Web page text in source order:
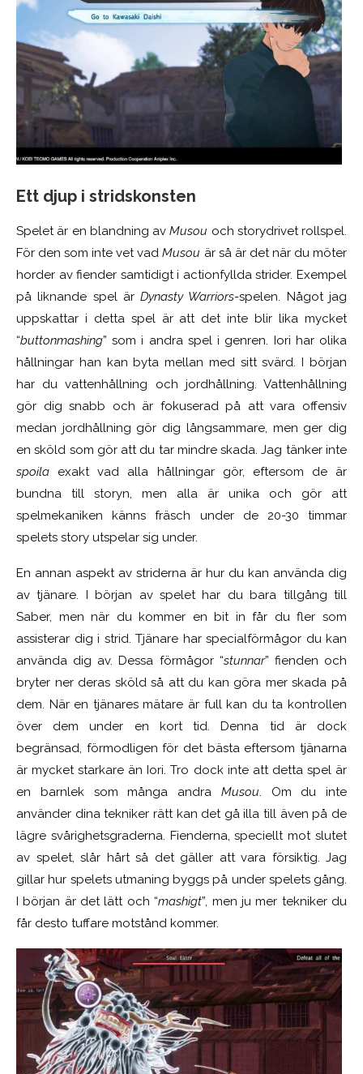
Ett djup i stridskonsten
Spelet är en blandning avMusou och storydrivet rollspel.
För den som inte vet vadMusou är så är det när du möter
horder av fiender samtidigt i actionfyllda strider. Exempel
på liknande spel ärDynasty Warriors-spelen. Något jag
uppskattar i detta spel är att det inte blir lika mycket
“buttonmashing” som i andra spel i genren. Iori har olika
hållningar han kan byta mellan med sitt svärd. I början
har du vattenhållning och jordhållning. Vattenhållning
gör dig snabb och är fokuserad på att vara offensiv
medan jordhållning gör dig långsammare, men ger dig
en sköld som gör att du tar mindre skada. Jag tänker inte
spoila exakt vad alla hållningar gör, eftersom de är
bundna till storyn, men alla är unika och gör att
spelmekaniken känns fräsch under de 20-30 timmar
spelets story utspelar sig under.
En annan aspekt av striderna är hur du kan använda dig
av tjänare. I början av spelet har du bara tillgång till
Saber, men när du kommer en bit in får du fler som
assisterar dig i strid. Tjänare har specialförmågor du kan
använda dig av. Dessa förmågor “stunnar” fienden och
bryter ner deras sköld så att du kan göra mer skada på
dem. När en tjänares mätare är full kan du ta kontrollen
över dem under en kort tid. Denna tid är dock
begränsad, förmodligen för det bästa eftersom tjänarna
är mycket starkare än Iori. Tro dock inte att detta spel är
en barnlek som många andra Musou. Om du inte
använder dina tekniker rätt kan det gå illa till även på de
lägre svårighetsgraderna. Fienderna, speciellt mot slutet
av spelet, slår hårt så det gäller att vara försiktig. Jag
gillar hur spelets utmaning byggs på under spelets gång.
I början är det lätt och “mashigt”, men ju mer tekniker du
får desto tuffare motstånd kommer.